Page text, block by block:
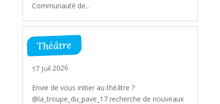
Communauté de...
Théâtre
17 Juil 2026
Envie de vous initier au théâtre ?
@la_troupe_du_pave_17 recherche de nouveaux